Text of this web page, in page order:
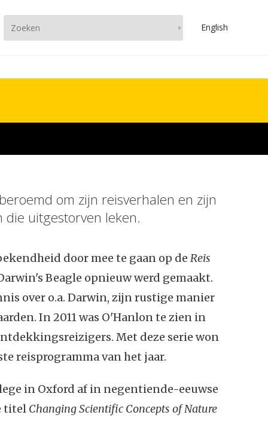
English
om zijn reisverhalen en zijn
uitgestorven leken.
door mee te gaan op de Reis
Beagle opnieuw werd gemaakt.
over o.a. Darwin, zijn rustige manier
In 2011 was O'Hanlon te zien in
Met deze serie won
reisprogramma van het jaar.
in Oxford af in negentiende-eeuwse
titel Changing Scientific Concepts of Nature